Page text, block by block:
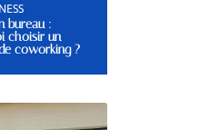
bureau :
choisir un
coworking ?